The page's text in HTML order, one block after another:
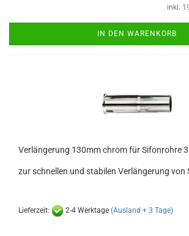
inkl.
IN DEN WARENKORB
Verlängerung 130mm chrom für Sifonrohre
zur schnellen und stabilen Verlängerung von
Lieferzeit: 2-4 Werktage (Ausland + 3 Tage)